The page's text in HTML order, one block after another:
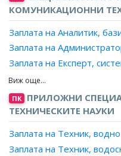
Заплата на Главен
Заплата на Заместник
Заплата на
Заплата на Одитор?
Заплата на Асистент
Заплата на Старши
Заплата на Вътрешен
Заплата на Ревизор?
Заплата на Финансов
Заплата на Синдик?
КОМУНИКАЦИОННИ
Заплата на Аналитик,
Заплата на
Заплата на Експерт,
Заплата на Проектант,
Заплата на Програмист,
ПК ПРИЛОЖНИ
ТЕХНИЧЕСКИТЕ НАУКИ
Заплата на Техник,
Заплата на Техник,